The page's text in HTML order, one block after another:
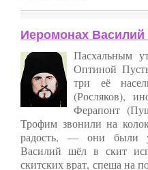
Иеромонах Василий
Пасхальным
Оптиной
три её
(Росляков),
Ферапонт
Трофим звонили на
радость, — они были
Василий шёл в скит
скитских врат, спеша на